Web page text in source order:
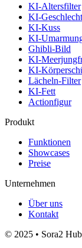
KI-Altersfilter
KI-
KI-Kuss
KI-
Ghibli-Bild
KI-
KI-
Lächeln-Filter
KI-Fett
Actionfigur
Produkt
Funktionen
Showcases
Preise
Unternehmen
Über uns
Kontakt
© 2025 • Sora2